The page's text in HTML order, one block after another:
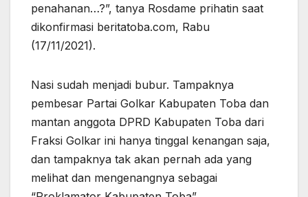
penahanan…?”, tanya Rosdame prihatin saat
dikonfirmasi beritatoba.com, Rabu
(17/11/2021).
Nasi sudah menjadi bubur. Tampaknya
pembesar Partai Golkar Kabupaten Toba dan
mantan anggota DPRD Kabupaten Toba dari
Fraksi Golkar ini hanya tinggal kenangan saja,
dan tampaknya tak akan pernah ada yang
melihat dan mengenangnya sebagai